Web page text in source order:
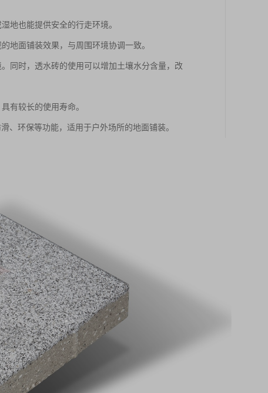
地也能提供安全的行走环境。
地面铺装效果，与周围环境协调一致。
同时，透水砖的使用可以增加土壤水分含量，改
有较长的使用寿命。
、环保等功能，适用于户外场所的地面铺装。